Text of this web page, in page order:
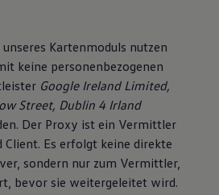
Kartenmoduls nutzen
keine personenbezogenen
Google Ireland Limited,
Street, Dublin 4 Irland
Der Proxy ist ein Vermittler
Client. Es erfolgt keine direkte
sondern nur zum Vermittler,
bevor sie weitergeleitet wird.